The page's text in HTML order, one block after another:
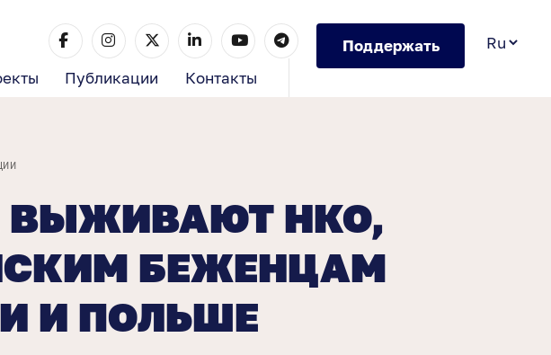
Поддержать
Контакты
Публикации
ВЫЖИВАЮТ НКО,
БЕЖЕНЦАМ
И ПОЛЬШЕ